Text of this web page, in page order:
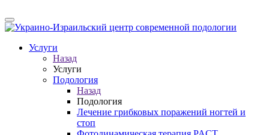
Услуги
Назад
Услуги
Подология
Назад
Подология
Лечение грибковых поражений ногтей и
стоп